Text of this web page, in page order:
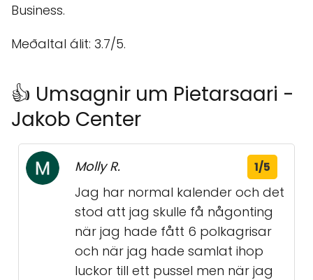
Business.
Meðaltal álit: 3.7/5.
👍 Umsagnir um Pietarsaari -
Jakob Center
Molly R. 1/5
Jag har normal kalender och det
stod att jag skulle få någonting
när jag hade fått 6 polkagrisar
och när jag hade samlat ihop
luckor till ett pussel men när jag